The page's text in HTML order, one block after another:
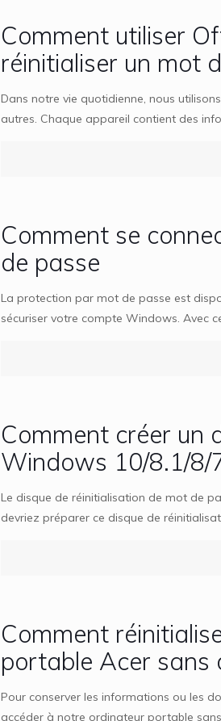
Comment utiliser
réinitialiser un mot
Dans notre vie quotidienne, nous
autres. Chaque appareil contient des
Comment se
de passe
La protection par mot de passe est
sécuriser votre compte Windows. Avec
Comment créer un
Windows 10/8.1/8/
Le disque de réinitialisation de mot de
devriez préparer ce disque de
Comment
portable Acer sans
Pour conserver les informations ou les
accéder à notre ordinateur portable